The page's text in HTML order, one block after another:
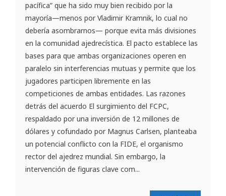
pacífica” que ha sido muy bien recibido por la
mayoría—menos por Vladimir Kramnik, lo cual no
debería asombrarnos— porque evita más divisiones
en la comunidad ajedrecística. El pacto establece las
bases para que ambas organizaciones operen en
paralelo sin interferencias mutuas y permite que los
jugadores participen libremente en las
competiciones de ambas entidades. Las razones
detrás del acuerdo El surgimiento del FCPC,
respaldado por una inversión de 12 millones de
dólares y cofundado por Magnus Carlsen, planteaba
un potencial conflicto con la FIDE, el organismo
rector del ajedrez mundial. Sin embargo, la
intervención de figuras clave com...